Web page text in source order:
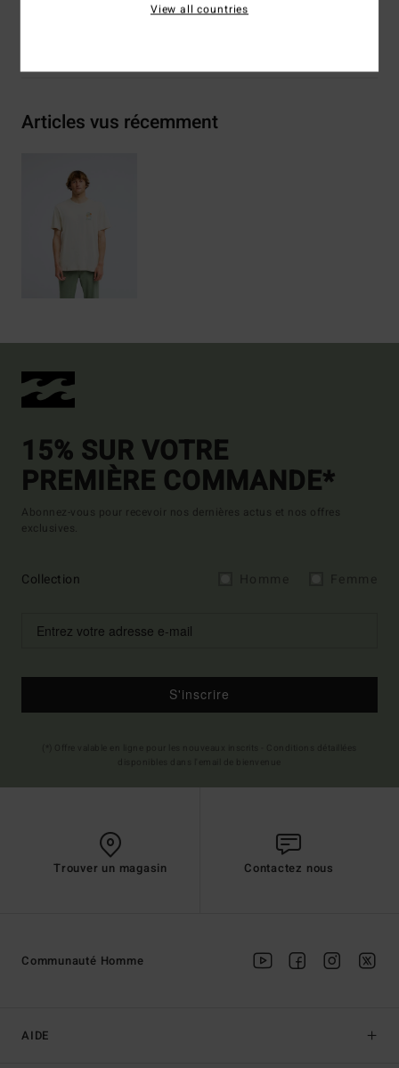
Articles vus récemment
15% SUR VOTRE
PREMIÈRE COMMANDE*
Abonnez-vous pour recevoir nos dernières actus et nos offres
exclusives.
Collection
S'inscrire
Trouver un magasin Contactez nous
AIDE
Communauté Homme
View all countries